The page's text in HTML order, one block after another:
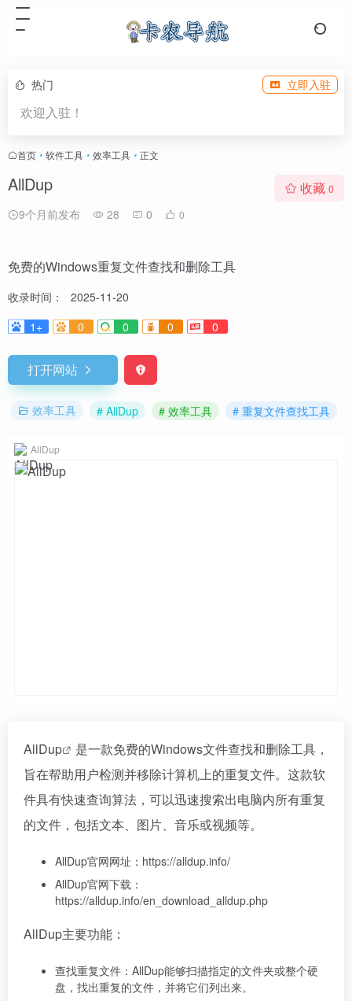
热门 立即入驻
欢迎入驻！
首页 • 软件工具 • 效率工具 • 正文
AllDup
9个月前发布 28 0 0
收藏 0
免费的Windows重复文件查找和删除工具
收录时间：
2025-11-20
1+
0 0 0 0
打开网站
效率工具 # AllDup # 效率工具 # 重复文件查找工具
AllDup
AllDup
是一款免费的Windows文件查找和删除工具，
旨在帮助用户检测并移除计算机上的重复文件。这款软
件具有快速查询算法，可以迅速搜索出电脑内所有重复
的文件，包括文本、图片、音乐或视频等。
AllDup官网网址：https://alldup.info/
AllDup官网下载：
https://alldup.info/en_download_alldup.php
AllDup主要功能：
查找重复文件：AllDup能够扫描指定的文件夹或整个硬
盘，找出重复的文件，并将它们列出来。